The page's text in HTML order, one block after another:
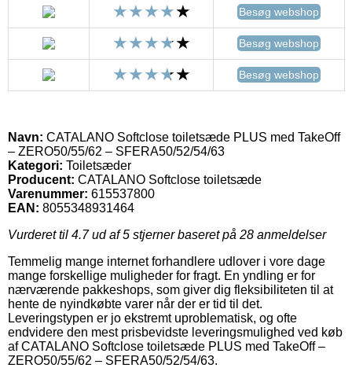
Besøg webshop
Besøg webshop
Besøg webshop
Navn: CATALANO Softclose toiletsæde PLUS med TakeOff
– ZERO50/55/62 – SFERA50/52/54/63
Kategori: Toiletsæder
Producent: CATALANO Softclose toiletsæde
Varenummer: 615537800
EAN: 8055348931464
Vurderet til 4.7ud af 5 stjerner baseret på 28 anmeldelser
Temmelig mange internet forhandlere udlover i vore dage
mange forskellige muligheder for fragt. En yndling er for
nærværende pakkeshops, som giver dig fleksibiliteten til at
hente de nyindkøbte varer når der er tid til det.
Leveringstypen er jo ekstremt uproblematisk, og ofte
endvidere den mest prisbevidste leveringsmulighed ved køb
af CATALANO Softclose toiletsæde PLUS med TakeOff –
ZERO50/55/62 – SFERA50/52/54/63.